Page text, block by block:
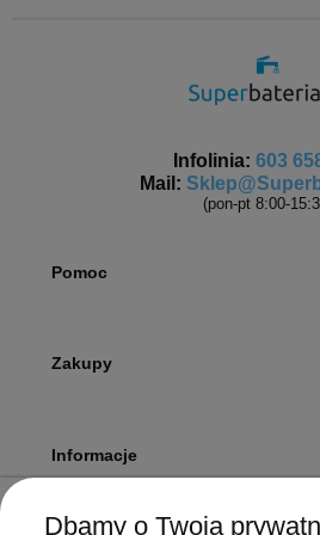
Infolinia: 603
Mail:
(pon-pt 8:00-
Pomoc
Zakupy
Informacje
Dbamy o Twoją